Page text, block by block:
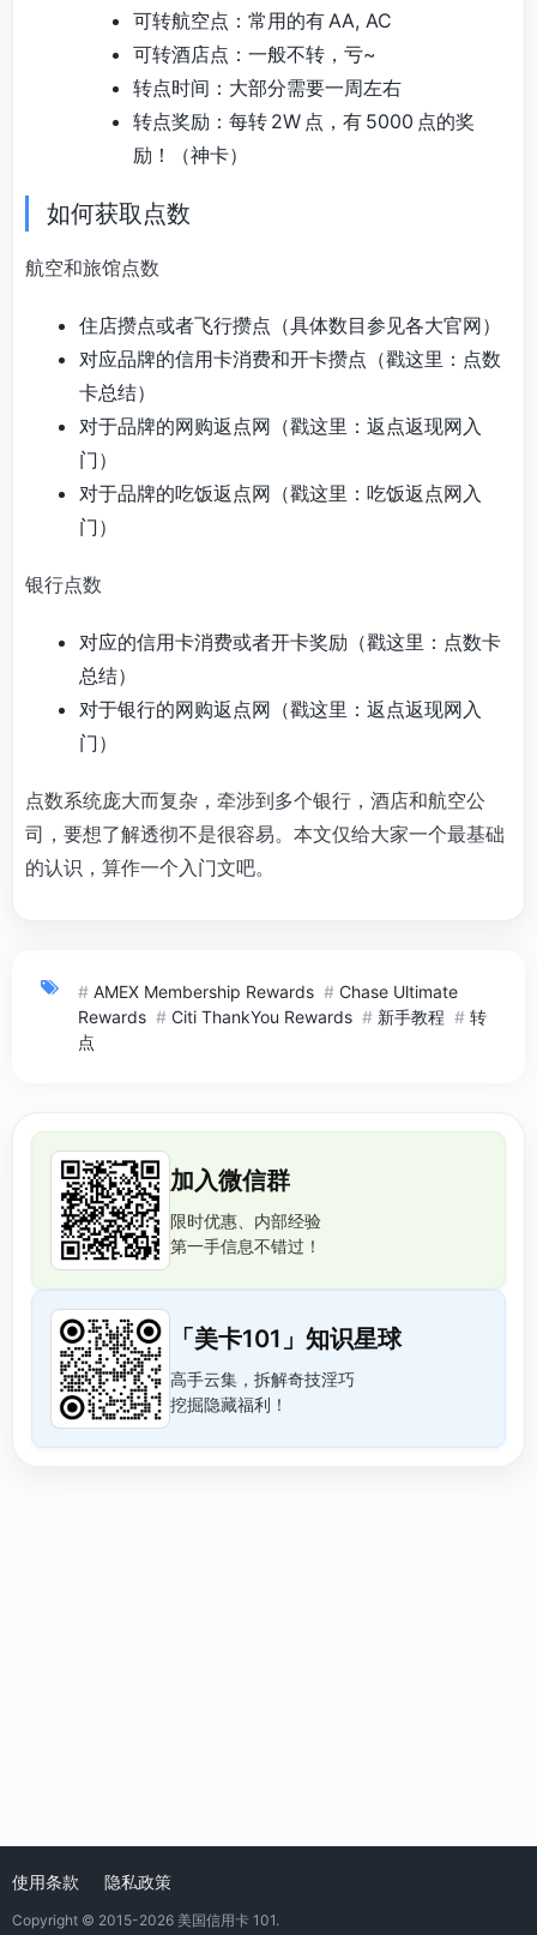
可转航空点：常用的有 AA, AC
可转酒店点：一般不转，亏~
转点时间：大部分需要一周左右
转点奖励：每转 2W 点，有 5000 点的奖
励！（神卡）
如何获取点数
航空和旅馆点数
住店攒点或者飞行攒点（具体数目参见各大官网）
对应品牌的信用卡消费和开卡攒点（戳这里：点数
卡总结）
对于品牌的网购返点网（戳这里：返点返现网入
门）
对于品牌的吃饭返点网（戳这里：吃饭返点网入
门）
银行点数
对应的信用卡消费或者开卡奖励（戳这里：点数卡
总结）
对于银行的网购返点网（戳这里：返点返现网入
门）
点数系统庞大而复杂，牵涉到多个银行，酒店和航空公
司，要想了解透彻不是很容易。本文仅给大家一个最基础
的认识，算作一个入门文吧。
# AMEX Membership Rewards # Chase Ultimate
Rewards # Citi ThankYou Rewards # 新手教程 # 转
点
加入微信群
限时优惠、内部经验
第一手信息不错过！
「美卡101」知识星球
高手云集，拆解奇技淫巧
挖掘隐藏福利！
使用条款 隐私政策
Copyright © 2015-2026 美国信用卡 101.